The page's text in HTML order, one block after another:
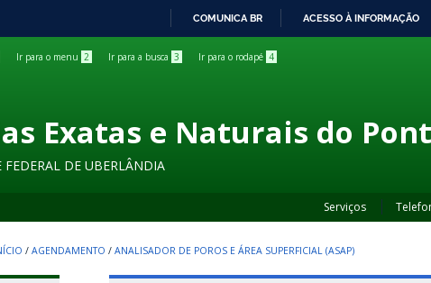
COMUNICA BR ACESSO À INFORMAÇÃO
Ir para o menu 2 Ir para a busca 3 Ir para o rodapé 4
Exatas e Naturais do
FEDERAL DE UBERLÂNDIA
Serviços
/ AGENDAMENTO / ANALISADOR DE POROS E ÁREA SUPERFICIAL (ASAP)